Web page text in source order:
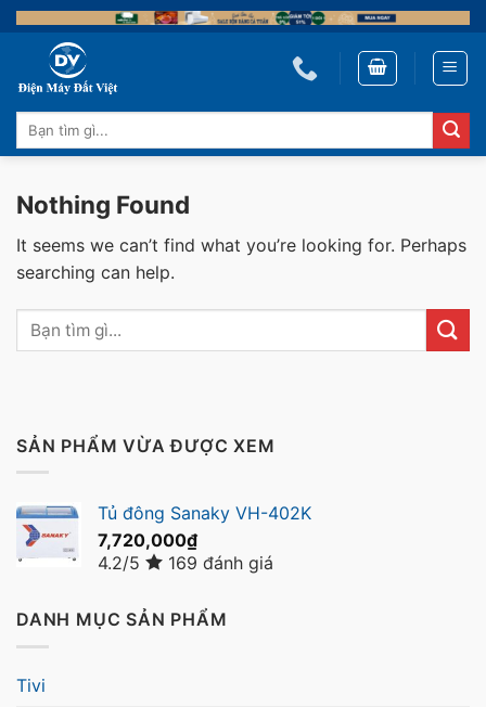
Skip
to
content
Tìm
kiếm:
Nothing Found
It seems we can’t find what you’re looking for. Perhaps
searching can help.
SẢN PHẨM VỪA ĐƯỢC XEM
Tủ đông Sanaky VH-402K
7,720,000₫
4.2/5
169 đánh giá
DANH MỤC SẢN PHẨM
Tivi